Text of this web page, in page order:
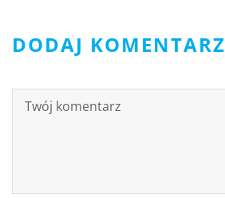
DODAJ KOMENTARZ